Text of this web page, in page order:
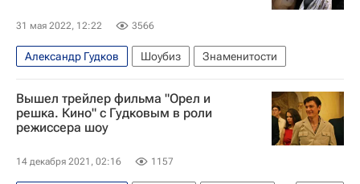
31 мая 2022, 12:22 3566
Александр Гудков Шоубиз Знаменитости
Вышел трейлер фильма "Орел и
решка. Кино" с Гудковым в роли
режиссера шоу
14 декабря 2021, 02:16 1157